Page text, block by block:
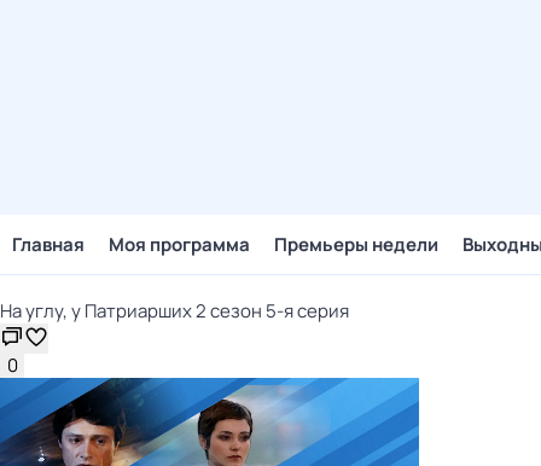
Главная Моя программа Премьеры недели
На углу, у Патриарших 2 сезон 5-я серия
0